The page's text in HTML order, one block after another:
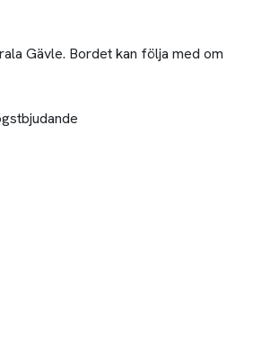
Gävle. Bordet kan följa med om